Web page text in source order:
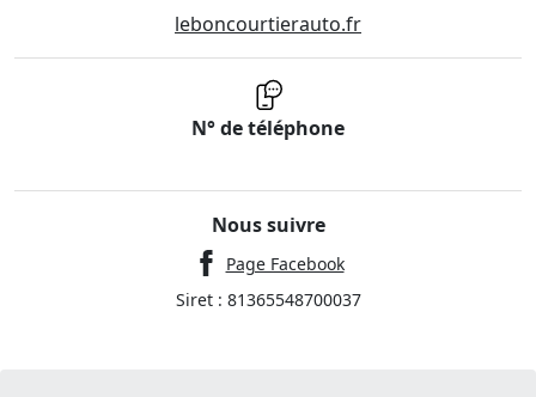
leboncourtierauto.fr
N° de téléphone
Nous suivre
Page Facebook
Siret : 81365548700037